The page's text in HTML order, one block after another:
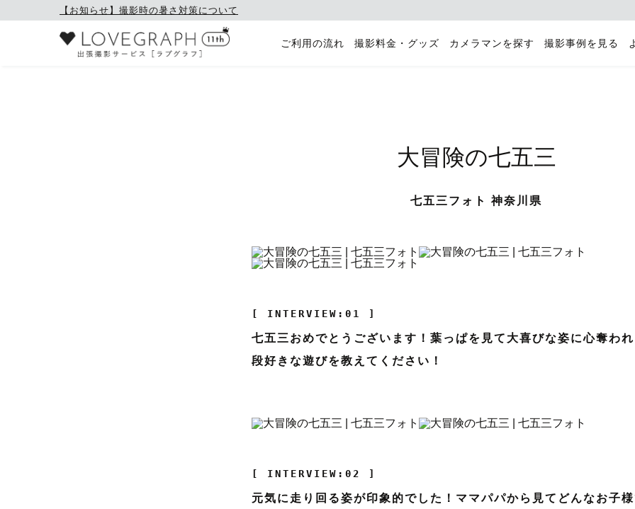
【お知らせ】撮影時の暑さ対策について
ご利用の流れ 撮影料金・グッズ カメラマンを探す 撮影事例を見る
大冒険の七五三
七五三フォト 神奈川県
[ INTERVIEW:01 ]
七五三おめでとうございます！葉っぱを見て大喜びな姿に心奪わ
段好きな遊びを教えてください！
[ INTERVIEW:02 ]
元気に走り回る姿が印象的でした！ママパパから見てどんなお子様